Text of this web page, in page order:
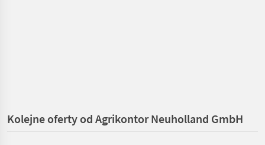
Kolejne oferty od Agrikontor Neuholland GmbH